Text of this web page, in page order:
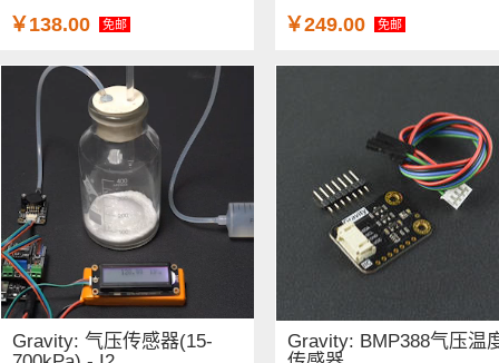
￥138.00 免邮 ￥249.00 免邮
Gravity: 气压传感器(15-
Gravity: BMP388气压温